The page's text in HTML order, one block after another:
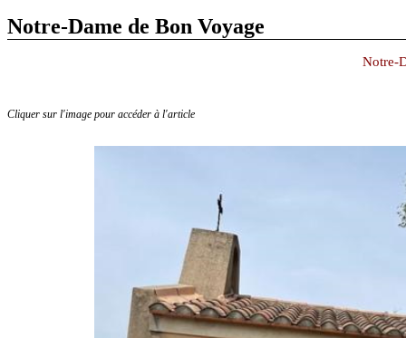
Notre-Dame de Bon Voyage
Notre-
Cliquer sur l'image pour accéder à l'article